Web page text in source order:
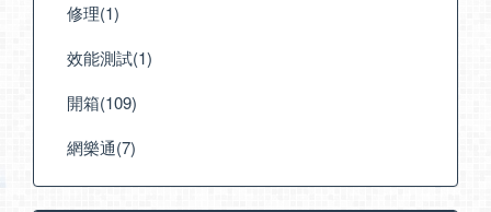
修理(1)
效能測試(1)
開箱(109)
網樂通(7)